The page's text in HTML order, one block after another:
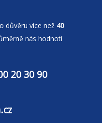
důvěru více než 40
nás hodnotí
20 30 90